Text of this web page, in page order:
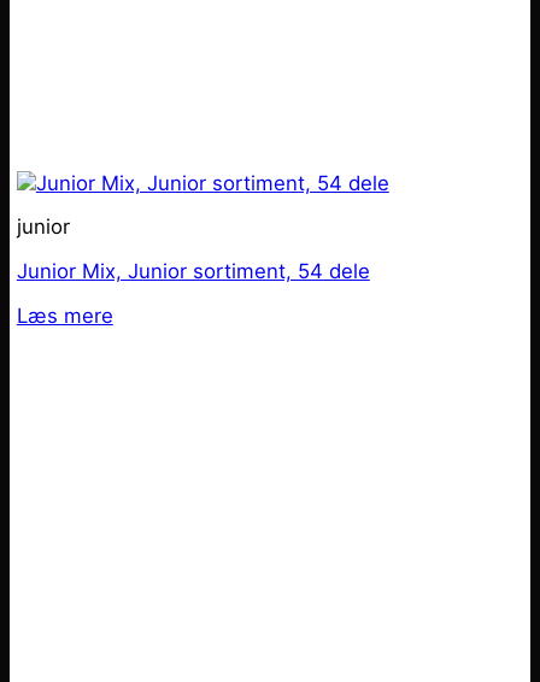
junior
Junior Mix, Junior sortiment, 54 dele
Læs mere